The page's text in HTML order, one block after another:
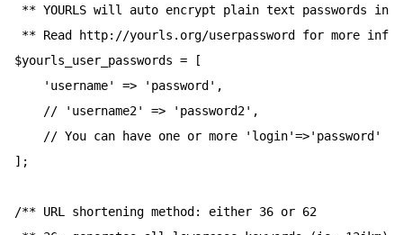
** YOURLS will auto encrypt plain text passwords
** Read http://yourls.org/userpassword for more
$yourls_user_passwords = [
];
/** URL shortening method: either 36 or 62